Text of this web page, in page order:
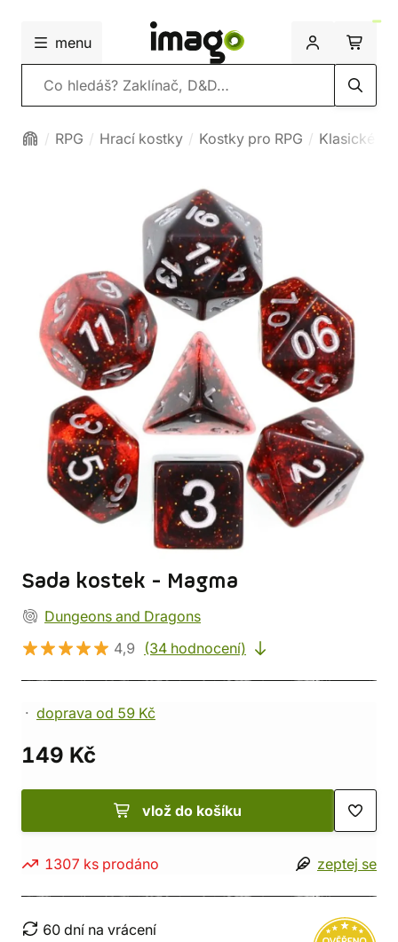
menu
Vyhledávání
RPG Hrací kostky Kostky pro RPG Klasické
Sada kostek - Magma
Dungeons and Dragons
4,9 (34 hodnocení)
doprava od 59 Kč
149 Kč
vlož do košíku
1307 ks prodáno zeptej se
60 dní na vrácení